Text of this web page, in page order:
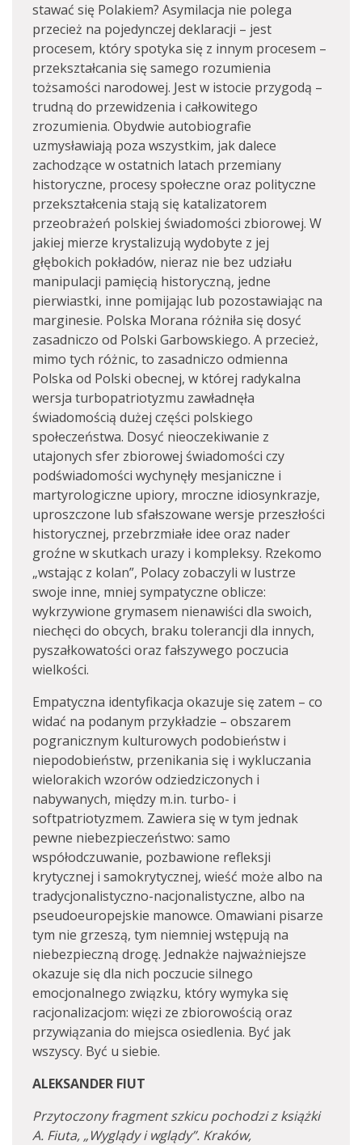
stawać się Polakiem? Asymilacja nie polega
przecież na pojedynczej deklaracji – jest
procesem, który spotyka się z innym procesem –
przekształcania się samego rozumienia
tożsamości narodowej. Jest w istocie przygodą –
trudną do przewidzenia i całkowitego
zrozumienia. Obydwie autobiografie
uzmysławiają poza wszystkim, jak dalece
zachodzące w ostatnich latach przemiany
historyczne, procesy społeczne oraz polityczne
przekształcenia stają się katalizatorem
przeobrażeń polskiej świadomości zbiorowej. W
jakiej mierze krystalizują wydobyte z jej
głębokich pokładów, nieraz nie bez udziału
manipulacji pamięcią historyczną, jedne
pierwiastki, inne pomijając lub pozostawiając na
marginesie. Polska Morana różniła się dosyć
zasadniczo od Polski Garbowskiego. A przecież,
mimo tych różnic, to zasadniczo odmienna
Polska od Polski obecnej, w której radykalna
wersja turbopatriotyzmu zawładnęła
świadomością dużej części polskiego
społeczeństwa. Dosyć nieoczekiwanie z
utajonych sfer zbiorowej świadomości czy
podświadomości wychynęły mesjaniczne i
martyrologiczne upiory, mroczne idiosynkrazje,
uproszczone lub sfałszowane wersje przeszłości
historycznej, przebrzmiałe idee oraz nader
groźne w skutkach urazy i kompleksy. Rzekomo
„wstając z kolan”, Polacy zobaczyli w lustrze
swoje inne, mniej sympatyczne oblicze:
wykrzywione grymasem nienawiści dla swoich,
niechęci do obcych, braku tolerancji dla innych,
pyszałkowatości oraz fałszywego poczucia
wielkości.
Empatyczna identyfikacja okazuje się zatem – co
widać na podanym przykładzie – obszarem
pogranicznym kulturowych podobieństw i
niepodobieństw, przenikania się i wykluczania
wielorakich wzorów odziedziczonych i
nabywanych, między m.in. turbo- i
softpatriotyzmem. Zawiera się w tym jednak
pewne niebezpieczeństwo: samo
współodczuwanie, pozbawione refleksji
krytycznej i samokrytycznej, wieść może albo na
tradycjonalistyczno-nacjonalistyczne, albo na
pseudoeuropejskie manowce. Omawiani pisarze
tym nie grzeszą, tym niemniej wstępują na
niebezpieczną drogę. Jednakże najważniejsze
okazuje się dla nich poczucie silnego
emocjonalnego związku, który wymyka się
racjonalizacjom: więzi ze zbiorowością oraz
przywiązania do miejsca osiedlenia. Być jak
wszyscy. Być u siebie.
ALEKSANDER FIUT
Przytoczony fragment szkicu pochodzi z książki
A. Fiuta, „Wyglądy i wglądy”. Kraków,